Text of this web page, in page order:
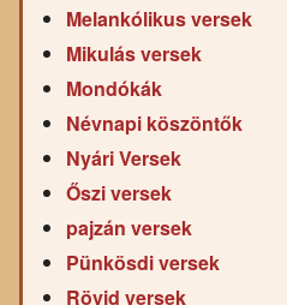
Melankólikus versek
Mikulás versek
Mondókák
Névnapi köszöntők
Nyári Versek
Őszi versek
pajzán versek
Pünkösdi versek
Rövid versek